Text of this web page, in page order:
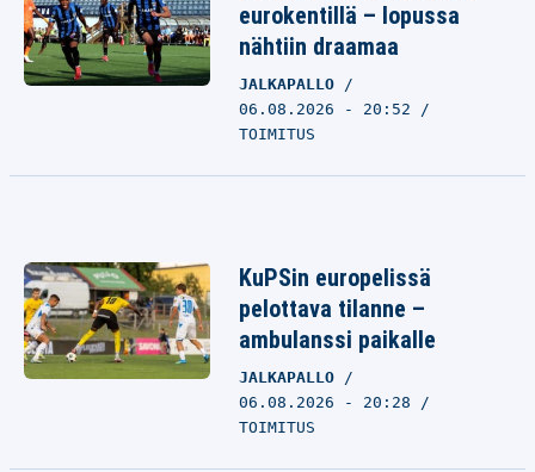
eurokentillä – lopussa
nähtiin draamaa
JALKAPALLO
06.08.2026 - 20:52
TOIMITUS
KuPSin europelissä
pelottava tilanne –
ambulanssi paikalle
JALKAPALLO
06.08.2026 - 20:28
TOIMITUS